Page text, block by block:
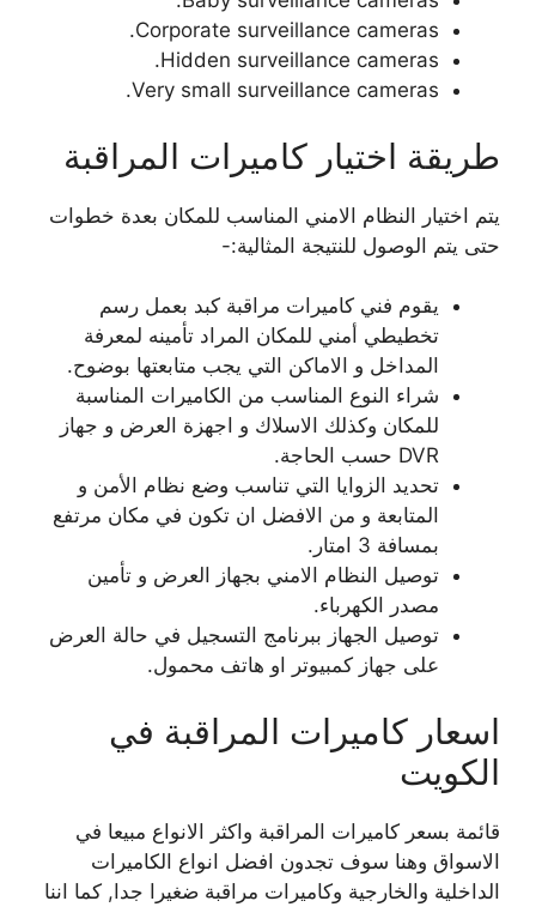
Corporate surveillance cameras.
Hidden surveillance cameras.
Very small surveillance cameras.
طريقة اختيار كاميرات المراقبة
يتم اختيار النظام الامني المناسب للمكان بعدة خطوات
حتى يتم الوصول للنتيجة المثالية:-
يقوم فني كاميرات مراقبة كبد بعمل رسم
تخطيطي أمني للمكان المراد تأمينه لمعرفة
المداخل و الاماكن التي يجب متابعتها بوضوح.
شراء النوع المناسب من الكاميرات المناسبة
للمكان وكذلك الاسلاك و اجهزة العرض و جهاز
DVR حسب الحاجة.
تحديد الزوايا التي تناسب وضع نظام الأمن و
المتابعة و من الافضل ان تكون في مكان مرتفع
بمسافة 3 امتار.
توصيل النظام الامني بجهاز العرض و تأمين
مصدر الكهرباء.
توصيل الجهاز ببرنامج التسجيل في حالة العرض
على جهاز كمبيوتر او هاتف محمول.
اسعار كاميرات المراقبة في
الكويت
قائمة بسعر كاميرات المراقبة واكثر الانواع مبيعا في
الاسواق وهنا سوف تجدون افضل انواع الكاميرات
الداخلية والخارجية وكاميرات مراقبة ضغيرا جدا, كما اننا